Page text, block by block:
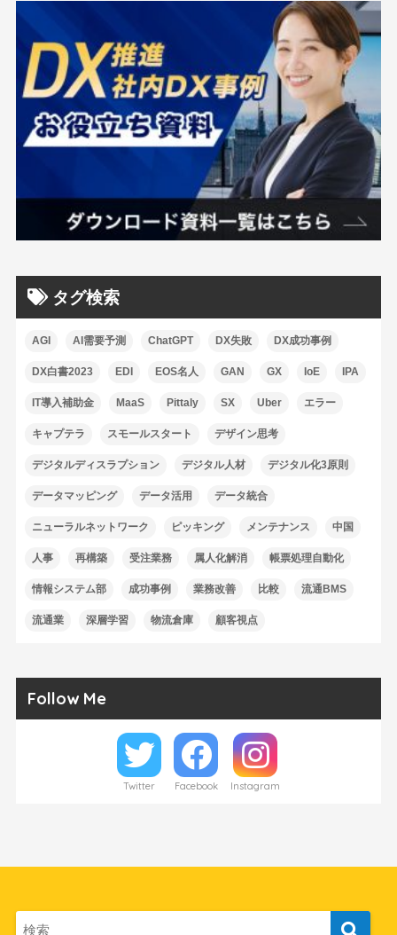
タグ検索
AGI AI需要予測 ChatGPT DX失敗 DX成功事例
DX白書2023 EDI EOS名人 GAN GX IoE IPA
IT導入補助金 MaaS Pittaly SX Uber エラー
キャプテラ スモールスタート デザイン思考
デジタルディスラプション デジタル人材 デジタル化3原則
データマッピング データ活用 データ統合
ニューラルネットワーク ピッキング メンテナンス 中国
人事 再構築 受注業務 属人化解消 帳票処理自動化
情報システム部 成功事例 業務改善 比較 流通BMS
流通業 深層学習 物流倉庫 顧客視点
Follow Me
Twitter Facebook Instagram